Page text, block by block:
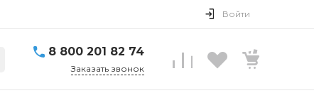
Войти
8 800 201 82 74
Заказать звонок